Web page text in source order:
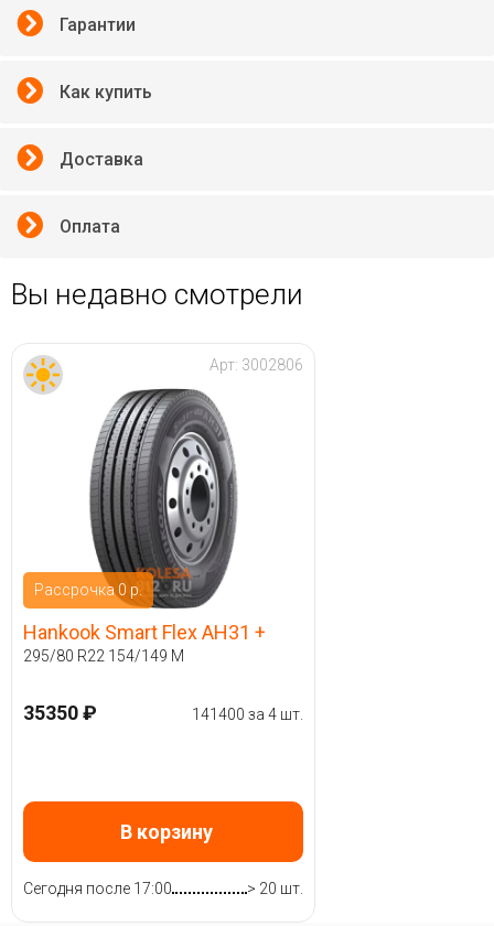
Гарантии
Как купить
Доставка
Оплата
Вы недавно смотрели
Рассрочка 0 р.
Арт: 3002806
Hankook Smart Flex AH31 +
295/80 R22 154/149 M
35350 ₽ 141400 за 4 шт.
В корзину
Сегодня после 17:00 > 20 шт.